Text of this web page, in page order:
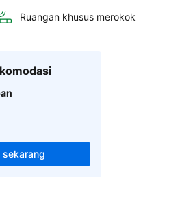
Ruangan khusus merokok
sekarang